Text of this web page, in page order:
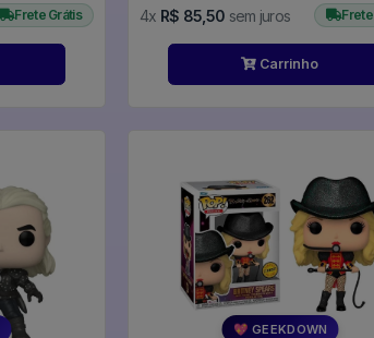
Frete Grátis 4x R$ 85,50 sem juros
Carrinho
💖 GEEKDOWN